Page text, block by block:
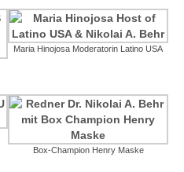
Maria Hinojosa Moderatorin Latino USA
Box-Champion Henry Maske